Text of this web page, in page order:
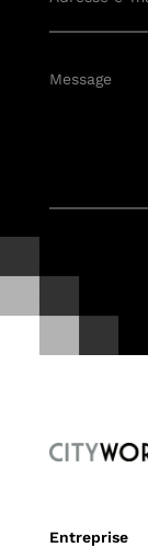
Entreprise